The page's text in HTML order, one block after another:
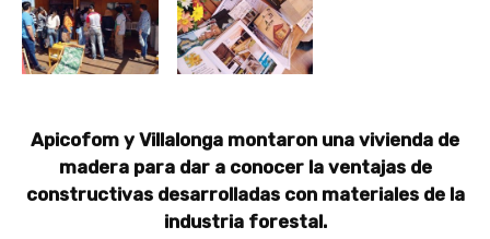
Apicofom y Villalonga montaron una vivienda de
madera para dar a conocer la ventajas de
constructivas desarrolladas con materiales de la
industria forestal.